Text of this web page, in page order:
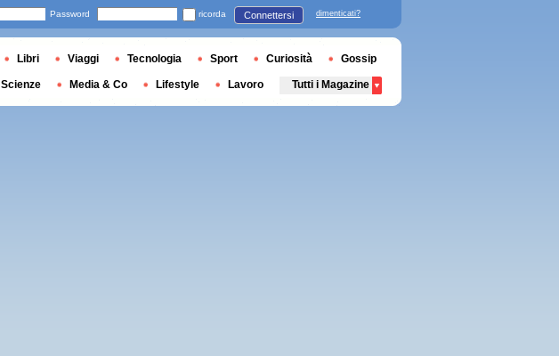
Password ricorda Connettersi dimenticati?
Libri Viaggi Tecnologia Sport Curiosità Gossip
Scienze Media & Co Lifestyle Lavoro Tutti i Magazine